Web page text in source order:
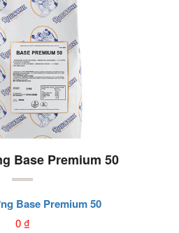
Base Premium 50
Base Premium 50
0₫